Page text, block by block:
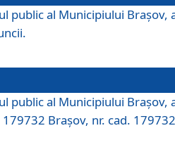
public al Municipiului Braşov,
public al Municipiului Braşov,
Brașov, nr. cad.